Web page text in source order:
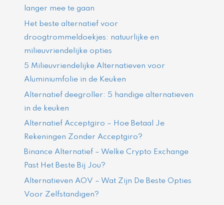
langer mee te gaan
Het beste alternatief voor
droogtrommeldoekjes: natuurlijke en
milieuvriendelijke opties
5 Milieuvriendelijke Alternatieven voor
Aluminiumfolie in de Keuken
Alternatief deegroller: 5 handige alternatieven
in de keuken
Alternatief Acceptgiro – Hoe Betaal Je
Rekeningen Zonder Acceptgiro?
Binance Alternatief – Welke Crypto Exchange
Past Het Beste Bij Jou?
Alternatieven AOV – Wat Zijn De Beste Opties
Voor Zelfstandigen?